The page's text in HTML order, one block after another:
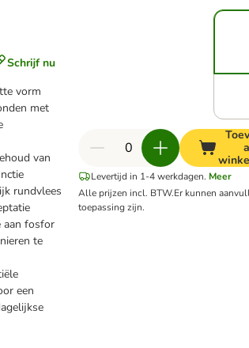
Schrijf nu
vorm
met
van
rundvlees
aan fosfor
te
een
Levertijd in 1-4 werkdagen. Meer
Alle prijzen incl. BTW.Er kunnen
toepassing zijn.